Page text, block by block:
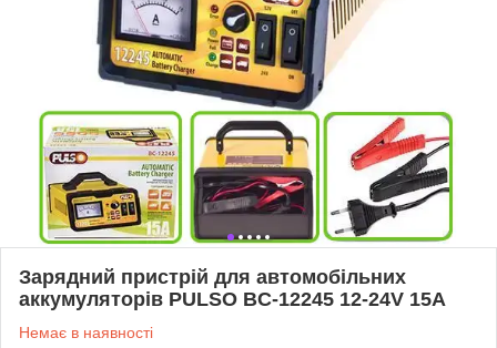
Зарядний пристрій для автомобільних
аккумуляторів PULSO BC-12245 12-24V 15A
Немає в наявності